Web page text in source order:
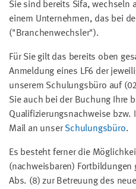
Sie sind bereits Sifa, wechseln
einem Unternehmen, das bei
("Branchenwechsler").
Für Sie gilt das bereits oben
Anmeldung eines LF6 der
unserem Schulungsbüro auf
Sie auch bei der Buchung Ihre
Qualifizierungsnachweise bzw.
Mail an unserSchulungsbüro.
Es besteht ferner die
(nachweisbaren) Fortbildungen
Abs. (8) zur Betreuung des